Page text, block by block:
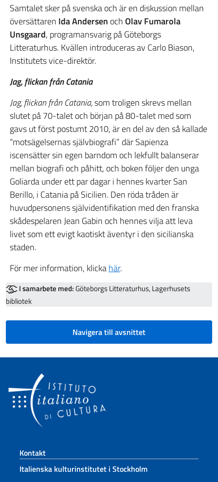
Samtalet sker på svenska och är en diskussion mellan
översättaren Ida Andersen ochOlav Fumarola
Unsgaard, programansvarig på Göteborgs
Litteraturhus. Kvällen introduceras av Carlo Biason,
Institutets vice-direktör.
Jag, flickan från Catania
Jag, flickan från Catania,som troligen skrevs mellan
slutet på 70-talet och början på 80-talet med som
gavs ut först postumt 2010, är en del av den så kallade
“motsägelsernas självbiografi” där Sapienza
iscensätter sin egen barndom och lekfullt balanserar
mellan biografi och påhitt, och boken följer den unga
Goliarda under ett par dagar i hennes kvarter San
Berillo, i Catania på Sicilien. Den röda tråden är
huvudpersonens självidentifikation med den franska
skådespelaren Jean Gabin och hennes vilja att leva
livet som ett evigt kaotiskt äventyr i den sicilianska
staden.
För mer information, klickahär.
I samarbete med:Göteborgs Litteraturhus, Lagerhusets
bibliotek
Navigera till avsnittet
Footer section
Kontakt
Italienska kulturinstitutet i Stockholm